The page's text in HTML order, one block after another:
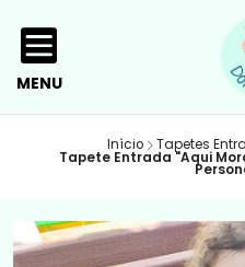
MENU
Início Tapetes
Tapete Entrada "Aqui